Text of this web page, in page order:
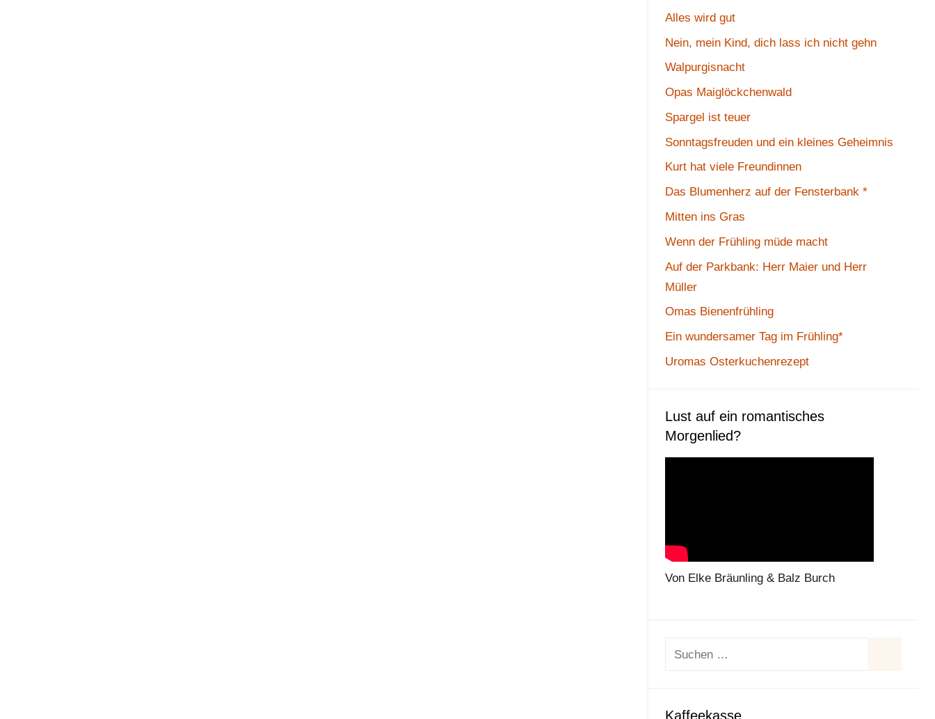
Alles wird gut
Nein, mein Kind, dich lass ich nicht gehn
Walpurgisnacht
Opas Maiglöckchenwald
Spargel ist teuer
Sonntagsfreuden und ein kleines Geheimnis
Kurt hat viele Freundinnen
Das Blumenherz auf der Fensterbank *
Mitten ins Gras
Wenn der Frühling müde macht
Auf der Parkbank: Herr Maier und Herr
Müller
Omas Bienenfrühling
Ein wundersamer Tag im Frühling*
Uromas Osterkuchenrezept
Lust auf ein romantisches
Morgenlied?
Von Elke Bräunling & Balz Burch
Suchen
Kaffeekasse